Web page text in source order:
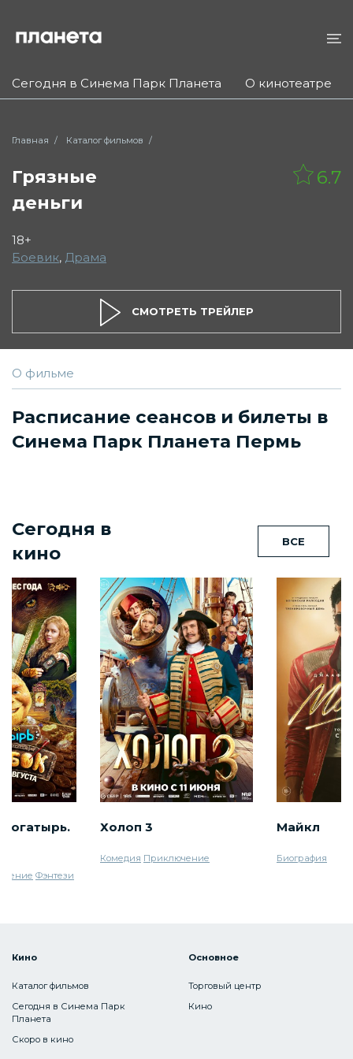
Сегодня в Синема Парк Планета О кинотеатре
Главная Каталог фильмов
Грязные
деньги
18+
Боевик, Драма
6.7
СМОТРЕТЬ ТРЕЙЛЕР
О фильме
Расписание сеансов и билеты в
Синема Парк Планета Пермь
Сегодня в
кино
ВСЕ
Холоп 3
Комедия Приключение
Майкл
Биография
Фэнтези
Кино
Каталог фильмов
Сегодня в Синема Парк
Планета
Скоро в кино
Основное
Торговый центр
Кино